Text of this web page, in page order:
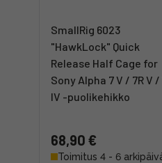
SmallRig 6023
"HawkLock" Quick
Release Half Cage for
Sony Alpha 7 V / 7R V /
IV -puolikehikko
68,90 €
Toimitus 4 - 6